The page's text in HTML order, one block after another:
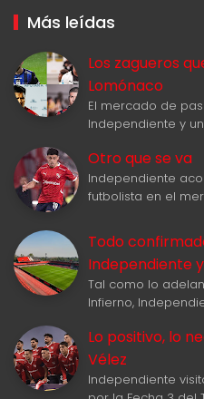
Más leídas
Los zagueros
Lomónaco
El mercado de
Independiente y
Otro que se va
Independiente
futbolista en el
Todo
Independiente
Tal como lo
Infierno,
Lo positivo, lo
Vélez
Independiente